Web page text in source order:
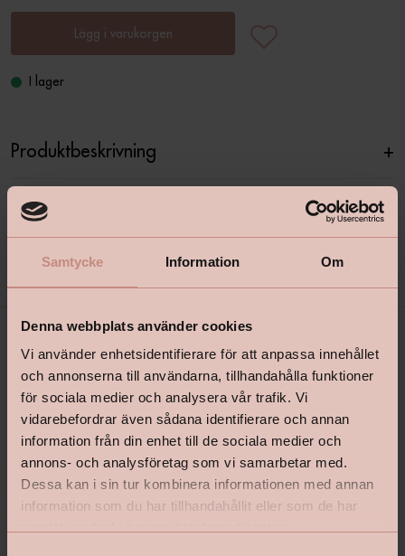
Samtycke Information Om
Denna webbplats använder cookies
Vi använder enhetsidentifierare för att anpassa innehållet
och annonserna till användarna, tillhandahålla funktioner
för sociala medier och analysera vår trafik. Vi
vidarebefordrar även sådana identifierare och annan
information från din enhet till de sociala medier och
annons- och analysföretag som vi samarbetar med.
Dessa kan i sin tur kombinera informationen med annan
information som du har tillhandahållit eller som de har
Lägg i varukorgen
I lager
Produktbeskrivning +
shop@happyhomes.se
Vanliga frågor & svar